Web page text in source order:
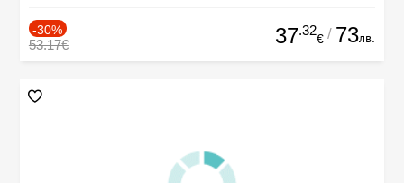
-30%
53.17€ 37.32
€ / 73лв.